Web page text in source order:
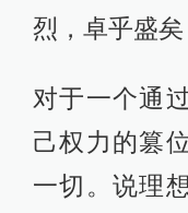
烈，卓乎盛矣
对于一个通
己权力的篡
一切。说理